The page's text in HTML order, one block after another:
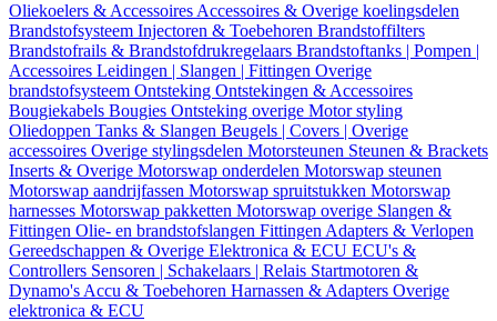
Oliekoelers & Accessoires Accessoires & Overige koelingsdelen
Brandstofsysteem Injectoren & Toebehoren Brandstoffilters
Brandstofrails & Brandstofdrukregelaars Brandstoftanks | Pompen |
Accessoires Leidingen | Slangen | Fittingen Overige
brandstofsysteem Ontsteking Ontstekingen & Accessoires
Bougiekabels Bougies Ontsteking overige Motor styling
Oliedoppen Tanks & Slangen Beugels | Covers | Overige
accessoires Overige stylingsdelen Motorsteunen Steunen & Brackets
Inserts & Overige Motorswap onderdelen Motorswap steunen
Motorswap aandrijfassen Motorswap spruitstukken Motorswap
harnesses Motorswap pakketten Motorswap overige Slangen &
Fittingen Olie- en brandstofslangen Fittingen Adapters & Verlopen
Gereedschappen & Overige Elektronica & ECU ECU's &
Controllers Sensoren | Schakelaars | Relais Startmotoren &
Dynamo's Accu & Toebehoren Harnassen & Adapters Overige
elektronica & ECU